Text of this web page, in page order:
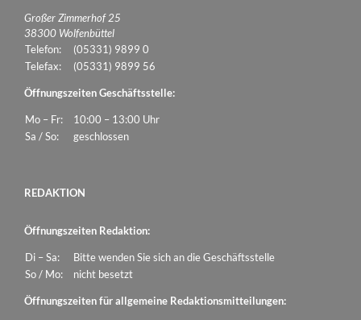
Großer Zimmerhof 25
38300 Wolfenbüttel
Telefon:
(05331) 9899 0
Telefax:
(05331) 9899 56
Öffnungszeiten Geschäftsstelle:
Mo – Fr:
10:00 – 13:00 Uhr
Sa / So:
geschlossen
REDAKTION
Öffnungszeiten Redaktion:
Di – Sa:
Bitte wenden Sie sich an die Geschäftsstelle
So / Mo:
nicht besetzt
Öffnungszeiten für allgemeine Redaktionsmitteilungen: